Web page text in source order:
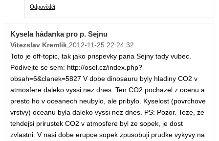
Odpovědět
Kysela hádanka pro p. Sejnu
Vitezslav Kremlik 2012-11-25 22:24:32
Toto je off-topic, tak jako prispevky pana Sejny tady vubec.
Podivejte se sem: http://osel.cz/index.php?
obsah=6&clanek=5827 V dobe dinosauru byly hladiny CO2 v
atmosfere daleko vyssi nez dnes. Ten CO2 pochazel z ocenu a
presto ho v oceanech neubylo, ale pribylo. Kyselost (povrchove
vrstvy) oceanu byla daleko vyssi nez dnes. PS: Pozor. Teze, ze
tehdejsi prirustek CO2 v atmosfere byl ze sopek, je dost
zvlastni. V nasi dobe erupce sopek zpusobuji prudke vykyvy na